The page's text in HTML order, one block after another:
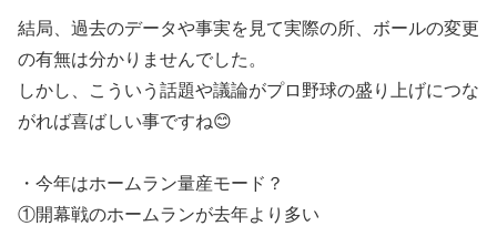
結局、過去のデータや事実を見て実際の所、ボールの変更
の有無は分かりませんでした。
しかし、こういう話題や議論がプロ野球の盛り上げにつな
がれば喜ばしい事ですね😊
・今年はホームラン量産モード？
①開幕戦のホームランが去年より多い